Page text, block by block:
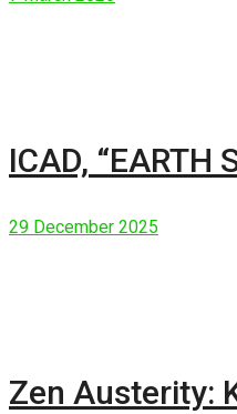
ICAD, “EARTH
29 December 2025
Zen Austerity: